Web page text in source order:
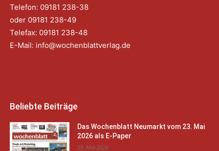
Telefon: 09181 238-38
oder 09181 238-49
Telefax: 09181 238-48
E-Mail: info@wochenblattverlag.de
Beliebte Beiträge
Das Wochenblatt Neumarkt vom 23. Mai
2026 als E-Paper
23. Mai 2026